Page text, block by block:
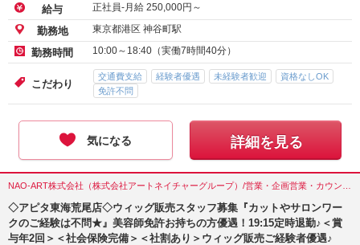
給与 正社員-月給 250,000円～
勤務地 東京都港区 神谷町駅
勤務時間 10:00～18:40（実働7時間40分）
こだわり
交通費支給 経験者優遇 未経験者歓迎
資格なしOK
免許不問
気になる 詳細を見る
◇アピタ東海荒尾店◇ウィッグ販売スタッフ募集『カットやサロンワー
クのご経験は不問★』美容師免許お持ちの方優遇！19:15定時退勤♪＜賞
与年2回＞＜社会保険完備＞＜社割あり＞ウィッグ販売ご経験者優遇♪